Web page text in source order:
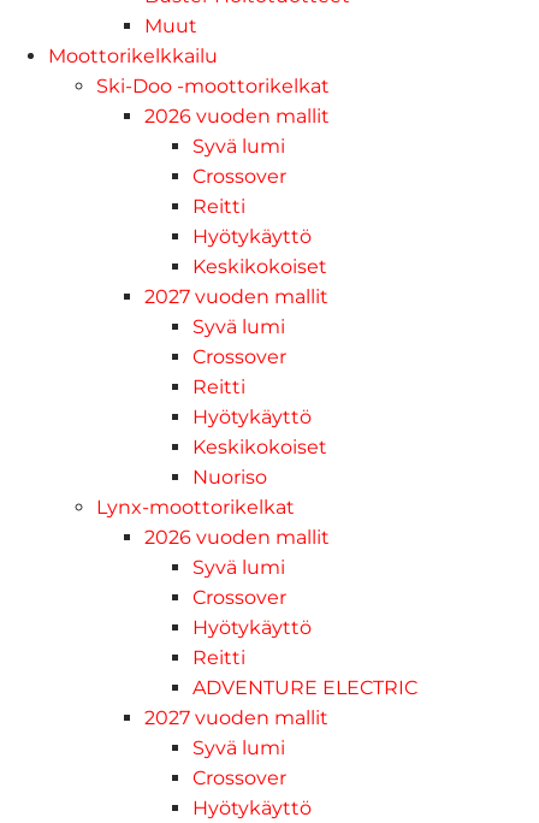
Muut
Moottorikelkkailu
Ski-Doo -moottorikelkat
2026 vuoden mallit
Syvä lumi
Crossover
Reitti
Hyötykäyttö
Keskikokoiset
2027 vuoden mallit
Syvä lumi
Crossover
Reitti
Hyötykäyttö
Keskikokoiset
Nuoriso
Lynx-moottorikelkat
2026 vuoden mallit
Syvä lumi
Crossover
Hyötykäyttö
Reitti
ADVENTURE ELECTRIC
2027 vuoden mallit
Syvä lumi
Crossover
Hyötykäyttö